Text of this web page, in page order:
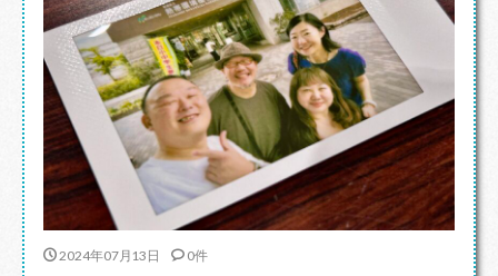
2024年07月13日 0件